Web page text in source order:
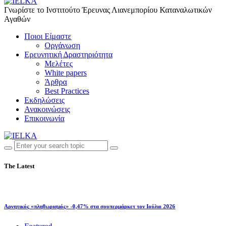
Γνωρίστε το Iνστιτούτο Έρευνας Λιανεμπορίου Καταναλωτικών
Αγαθών
Ποιοι Είμαστε
Οργάνωση
Ερευνητική Δραστηριότητα
Μελέτες
White papers
Άρθρα
Best Practices
Εκδηλώσεις
Ανακοινώσεις
Επικοινωνία
The Latest
Αρνητικός «πληθωρισμός» -0,47% στα σουπερμάρκετ τον Ιούλιο 2026